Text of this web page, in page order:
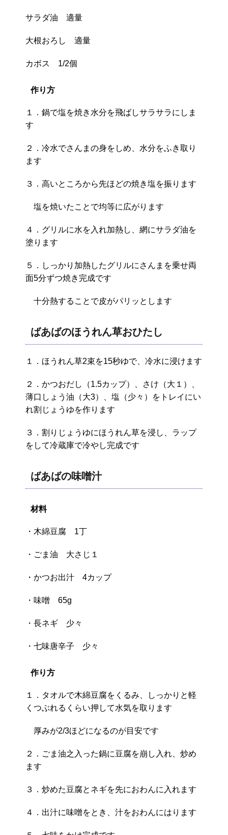
サラダ油 適量
大根おろし 適量
カボス 1/2個
作り方
１．鍋で塩を焼き水分を飛ばしサラサラにしま
す
２．冷水でさんまの身をしめ、水分をふき取り
ます
３．高いところから先ほどの焼き塩を振ります
塩を焼いたことで均等に広がります
４．グリルに水を入れ加熱し、網にサラダ油を
塗ります
５．しっかり加熱したグリルにさんまを乗せ両
面5分ずつ焼き完成です
十分熱することで皮がパリッとします
ばあばのほうれん草おひたし
１．ほうれん草2束を15秒ゆで、冷水に浸けます
２．かつおだし（1.5カップ）、さけ（大１）、
薄口しょう油（大3）、塩（少々）をトレイにい
れ割じょうゆを作ります
３．割りじょうゆにほうれん草を浸し、ラップ
をして冷蔵庫で冷やし完成です
ばあばの味噌汁
材料
・木綿豆腐 1丁
・ごま油 大さじ１
・かつお出汁 4カップ
・味噌 65g
・長ネギ 少々
・七味唐辛子 少々
作り方
１．タオルで木綿豆腐をくるみ、しっかりと軽
くつぶれるくらい押して水気を取ります
厚みが2/3ほどになるのが目安です
２．ごま油之入った鍋に豆腐を崩し入れ、炒め
ます
３．炒めた豆腐とネギを先におわんに入れます
４．出汁に味噌をとき、汁をおわんにはります